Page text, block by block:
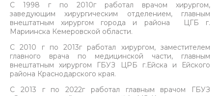
С 1998 г по 2010г работал врачом хирургом,
заведующим хирургическим отделением, главным
внештатным хирургом города и района ЦГБ г.
Мариинска Кемеровской области.
С 2010 г по 2013г работал хирургом, заместителем
главного врача по медицинской части, главным
внештатным хирургом ГБУЗ ЦРБ г.Ейска и Ейского
района Краснодарского края.
С 2013 г по 2022г работал главным врачом ГБУЗ